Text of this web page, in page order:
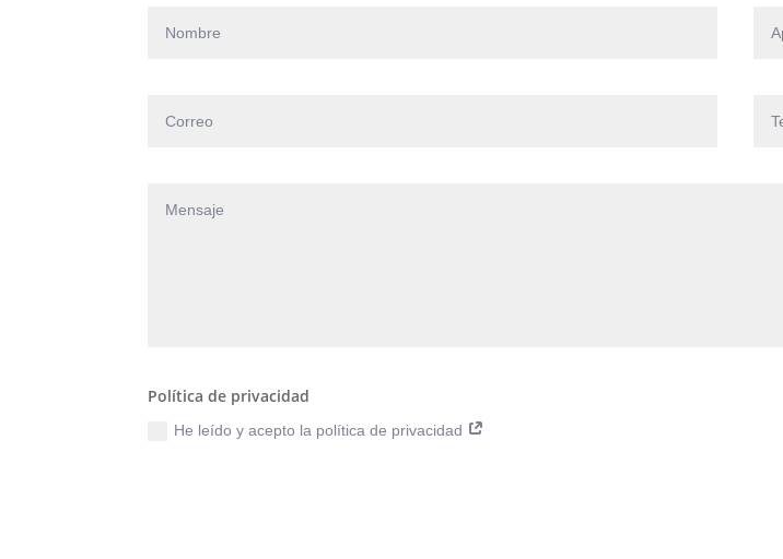
Política de privacidad
He leído y acepto la política de privacidad